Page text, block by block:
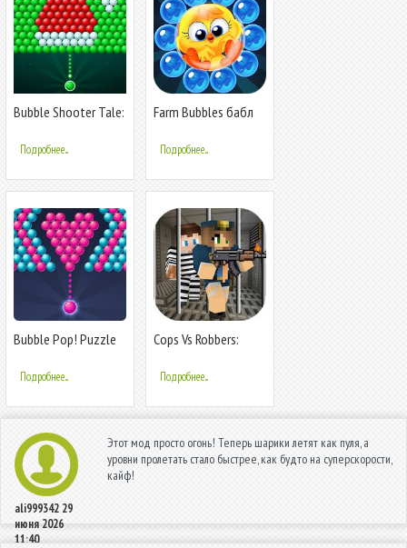
Bubble Shooter Tale:
Подробнее...
Farm Bubbles бабл
Shooter Puzzle
Подробнее...
Bubble Pop! Puzzle
Подробнее...
Cops Vs Robbers:
Подробнее...
ali999342 29
июня 2026
11:40
Этот мод просто огонь! Теперь шарики летят как пуля, а
уровни пролетать стало быстрее, как будто на суперскорости,
кайф!